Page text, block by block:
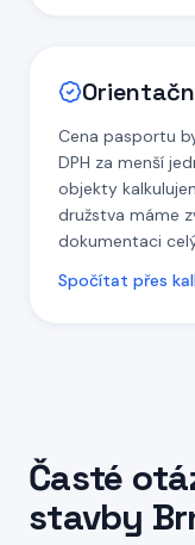
Cena pasportu
DPH za menší
objekty
družstva máme
dokumentaci
Spočítat přes
Časté
stavby